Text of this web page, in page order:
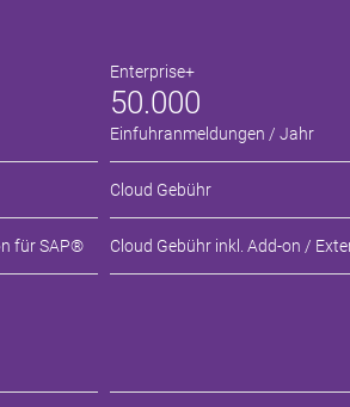
für SAP®
Enterprise+
50.000
Einfuhranmeldungen / Jahr
Cloud Gebühr
Cloud Gebühr inkl. Add-on /